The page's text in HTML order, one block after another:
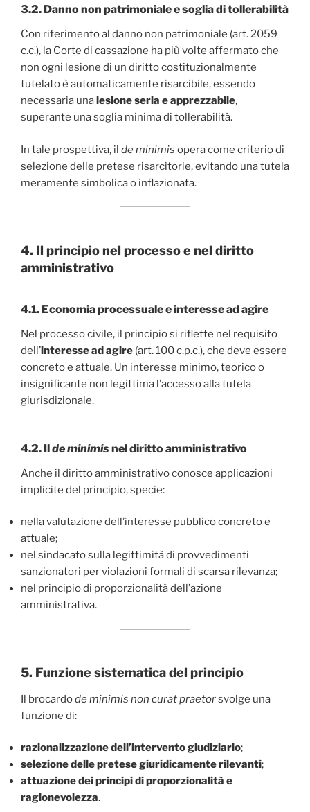
3.2. Danno non patrimoniale e soglia di tollerabilità
Con riferimento al danno non patrimoniale (art. 2059
c.c.), la Corte di cassazione ha più volte affermato che
non ogni lesione di un diritto costituzionalmente
tutelato è automaticamente risarcibile, essendo
necessaria una lesione seria e apprezzabile,
superante una soglia minima di tollerabilità.
In tale prospettiva, il de minimis opera come criterio di
selezione delle pretese risarcitorie, evitando una tutela
meramente simbolica o inflazionata.
4. Il principio nel processo e nel diritto
amministrativo
4.1. Economia processuale e interesse ad agire
Nel processo civile, il principio si riflette nel requisito
dell’interesse ad agire (art. 100 c.p.c.), che deve essere
concreto e attuale. Un interesse minimo, teorico o
insignificante non legittima l’accesso alla tutela
giurisdizionale.
4.2. Ilde minimis nel diritto amministrativo
Anche il diritto amministrativo conosce applicazioni
implicite del principio, specie:
nella valutazione dell’interesse pubblico concreto e
attuale;
nel sindacato sulla legittimità di provvedimenti
sanzionatori per violazioni formali di scarsa rilevanza;
nel principio di proporzionalità dell’azione
amministrativa.
5. Funzione sistematica del principio
Il brocardode minimis non curat praetorsvolge una
funzione di:
razionalizzazione dell’intervento giudiziario;
selezione delle pretese giuridicamente rilevanti;
attuazione dei principi di proporzionalità e
ragionevolezza.